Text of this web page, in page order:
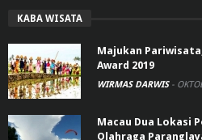
KABA WISATA
Majukan
Award 2019
WIRMAS DARWIS -
Macau Dua Lokasi
Olahraga